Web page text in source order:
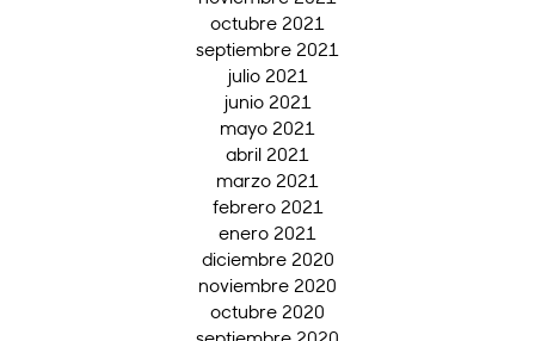
octubre 2021
septiembre 2021
julio 2021
junio 2021
mayo 2021
abril 2021
marzo 2021
febrero 2021
enero 2021
diciembre 2020
noviembre 2020
octubre 2020